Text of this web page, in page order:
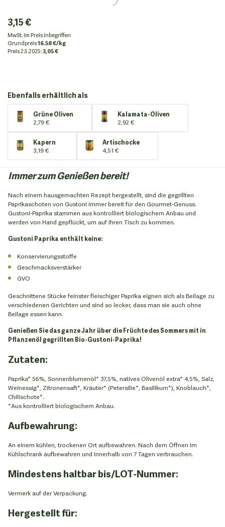
3,15 €
MwSt. im Preis inbegriffen
Grundpreis16.58 €/kg
Preis2.5.2025:3,05 €
Ebenfalls erhältlich als
Grüne Oliven
2,79 €
Kalamata-Oliven
2,92 €
Kapern
3,19 €
Artischocke
4,51 €
Immer zum Genießen bereit!
Nach einem hausgemachten Rezept hergestellt, sind die gegrillten
Paprikaschoten von Gustoni immer bereit für den Gourmet-Genuss.
Gustoni-Paprika stammen aus kontrolliert biologischem Anbau und
werden von Hand gepflückt, um auf Ihren Tisch zu kommen.
Gustoni Paprika enthält keine:
Konservierungsstoffe
Geschmacksverstärker
GVO
Geschnittene Stücke feinster fleischiger Paprika eignen sich als Beilage zu
verschiedenen Gerichten und sind so lecker, dass man sie auch ohne
Beilage essen kann.
Genießen Sie das ganze Jahr über die Früchte des Sommers mit in
Pflanzenöl gegrillten Bio-Gustoni-Paprika!
Zutaten:
Paprika* 56%, Sonnenblumenöl* 37,5%, natives Olivenöl extra* 4,5%, Salz,
Weinessig*, Zitronensaft*, Kräuter* (Petersilie*, Basilikum*), Knoblauch*,
Chilischote*.
*Aus kontrolliert biologischem Anbau.
Aufbewahrung:
An einem kühlen, trockenen Ort aufbewahren. Nach dem Öffnen im
Kühlschrank aufbewahren und innerhalb von 7 Tagen verbrauchen.
Mindestens haltbar bis/LOT-Nummer:
Vermerk auf der Verpackung.
Hergestellt für: